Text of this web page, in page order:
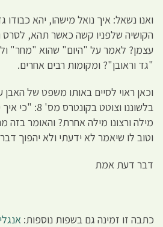
ואנו נשאל: איך נואל מישהו, יהא
הקושיה שלפניו קשה כאשר תהא, לסרס
עצמן? לאמר על "היום" שהוא "מחר"
"גד וראובן"? ומקומות רבים אחרים.
וכאן ראוי לסיים באותו משפט של
בלשוננו וצוטט
מילה ורצונו מילה אחרת? והאומר בזה
וטוב לו שיאמר לא ידעתי ולא יהפוך
דבר דעת אמת
כתבה זו זמינה גם בשפות נוספות: